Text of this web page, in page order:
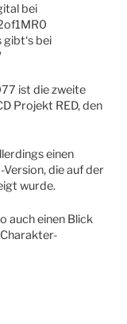
bei
bei
ist die zweite
Projekt RED, den
einen
die auf der
wurde.
auch einen Blick